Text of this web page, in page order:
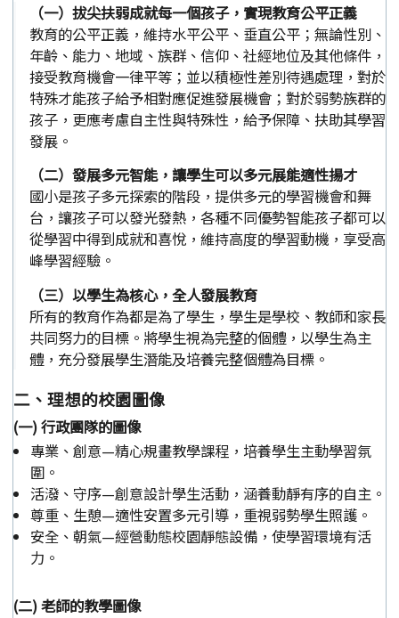
（一）拔尖扶弱成就每一個孩子，實現教育公平正義
教育的公平正義，維持水平公平、垂直公平；無論性別、
年齡、能力、地域、族群、信仰、社經地位及其他條件，
接受教育機會一律平等；並以積極性差別待遇處理，對於
特殊才能孩子給予相對應促進發展機會；對於弱勢族群的
孩子，更應考慮自主性與特殊性，給予保障、扶助其學習
發展。
（二）發展多元智能，讓學生可以多元展能適性揚才
國小是孩子多元探索的階段，提供多元的學習機會和舞
台，讓孩子可以發光發熱，各種不同優勢智能孩子都可以
從學習中得到成就和喜悅，維持高度的學習動機，享受高
峰學習經驗。
（三）以學生為核心，全人發展教育
所有的教育作為都是為了學生，學生是學校、教師和家長
共同努力的目標。將學生視為完整的個體，以學生為主
體，充分發展學生潛能及培養完整個體為目標。
二、理想的校園圖像
(一) 行政團隊的圖像
專業、創意—精心規畫教學課程，培養學生主動學習氛
圍。
活潑、守序—創意設計學生活動，涵養動靜有序的自主。
尊重、生憩—適性安置多元引導，重視弱勢學生照護。
安全、朝氣—經營動態校園靜態設備，使學習環境有活
力。
(二) 老師的教學圖像